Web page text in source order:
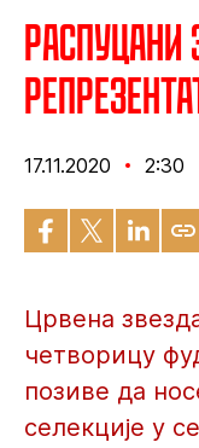
Распуцани
17.11.2020 2:30
Црвена
четворицу
позиве да
селекције у